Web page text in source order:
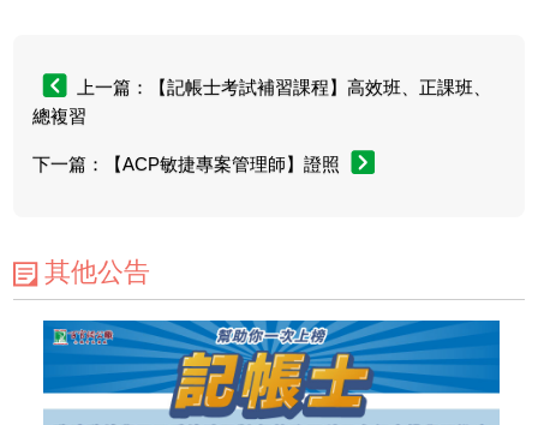
上一篇：【記帳士考試補習課程】高效班、正課班、
總複習
下一篇：【ACP敏捷專案管理師】證照
其他公告